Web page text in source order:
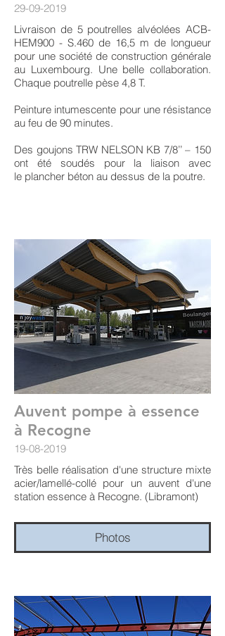
29-09-2019
Livraison de 5 poutrelles alvéolées ACB-
HEM900 - S.460 de 16,5 m de longueur
pour une société de construction générale
au Luxembourg. Une belle collaboration.
Chaque poutrelle pèse 4,8 T.
Peinture intumescente pour une résistance
au feu de 90 minutes.
Des goujons TRW NELSON KB 7/8’’ – 150
ont été soudés pour la liaison avec
le plancher béton au dessus de la poutre.
Auvent pompe à essence
à Recogne
19-08-2019
Très belle réalisation d'une structure mixte
acier/lamellé-collé pour un auvent d'une
station essence à Recogne. (Libramont)
Photos